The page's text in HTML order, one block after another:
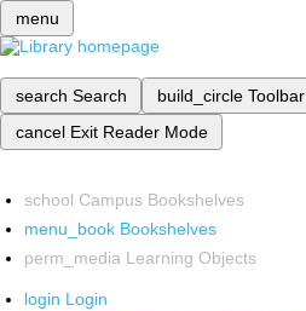
menu
search Search build_circle Toolbar
cancel Exit Reader Mode
school Campus Bookshelves
menu_book Bookshelves
perm_media Learning Objects
login Login